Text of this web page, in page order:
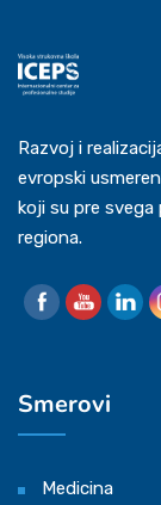
Razvoj i
evropski
koji su pre svega
regiona.
Smerovi
Medicina